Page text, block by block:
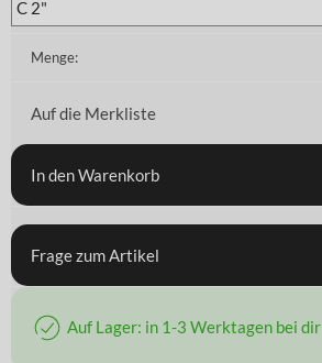
Menge:
Auf die Merkliste
In den Warenkorb
Frage zum Artikel
Auf Lager: in 1-3 Werktagen bei dir